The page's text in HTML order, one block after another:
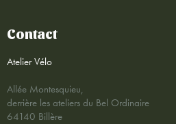
Contact
Atelier Vélo
Allée Montesquieu,
derrière les ateliers du Bel Ordinaire
64140 Billère